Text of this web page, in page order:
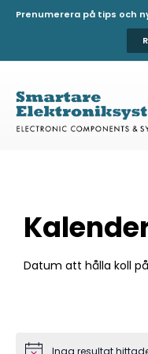
Prenumerera på tips och
Datum att hålla koll